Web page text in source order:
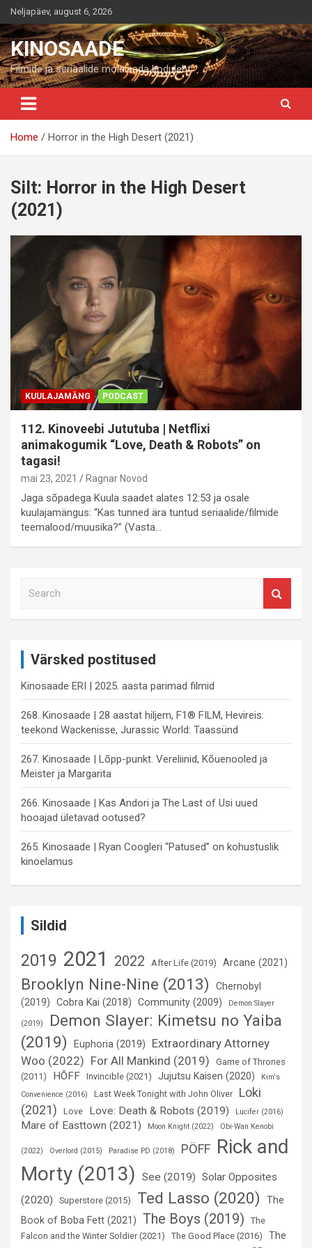
Skip
to
content
Neljapäev, august 6, 2026
KINOSAADE
Filmide ja seriaalide mölalaada koduleht
Home Horror in the High Desert (2021)
Silt: Horror in the High Desert
(2021)
KUULAJAMÄNG PODCAST
112. Kinoveebi Jututuba | Netflixi
animakogumik “Love, Death & Robots” on
tagasi!
mai 23, 2021 Ragnar Novod
Jaga sõpadega Kuula saadet alates 12:53 ja osale
kuulajamängus: “Kas tunned ära tuntud seriaalide/filmide
teemalood/muusika?” (Vasta…
Värsked postitused
Kinosaade ERI | 2025. aasta parimad filmid
268. Kinosaade | 28 aastat hiljem, F1® FILM, Hevireis:
teekond Wackenisse, Jurassic World: Taassünd
267. Kinosaade | Lõpp-punkt. Vereliinid, Kõuenooled ja
Meister ja Margarita
266. Kinosaade | Kas Andori ja The Last of Usi uued
hooajad ületavad ootused?
265. Kinosaade | Ryan Coogleri “Patused” on kohustuslik
kinoelamus
Sildid
2019 2021 2022 After Life (2019) Arcane (2021)
Brooklyn Nine-Nine (2013)
Chernobyl
(2019)
Cobra Kai (2018) Community (2009) Demon Slayer
(2019)
Demon Slayer: Kimetsu no Yaiba
(2019)
Euphoria (2019)
Extraordinary Attorney
Woo (2022) For All Mankind (2019)
Game of Thrones
(2011)
HÕFF Invincible (2021) Jujutsu Kaisen (2020)
Kim's
Convenience (2016)
Last Week Tonight with John Oliver
Loki
(2021)
Love Love: Death & Robots (2019) Lucifer (2016)
Mare of Easttown (2021) Moon Knight (2022) Obi-Wan Kenobi
(2022) Overlord (2015) Paradise PD (2018) PÖFF Rick and
Morty (2013)
See (2019) Solar Opposites
(2020)
Superstore (2015) Ted Lasso (2020)
The
Book of Boba Fett (2021)
The Boys (2019)
The
Falcon and the Winter Soldier (2021)
The Good Place (2016) The